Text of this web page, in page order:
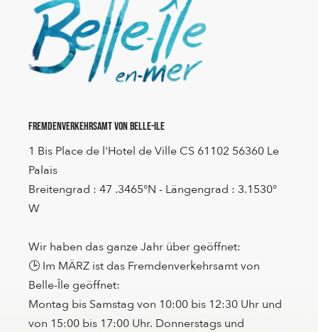
Fremdenverkehrsamt von Belle-Ile
1 Bis Place de l'Hotel de Ville CS 61102 56360 Le
Palais
Breitengrad : 47 .3465°N - Längengrad : 3.1530°
W
Wir haben das ganze Jahr über geöffnet:
🕒 Im MÄRZ ist das Fremdenverkehrsamt von
Belle-Île geöffnet:
Montag bis Samstag von 10:00 bis 12:30 Uhr und
von 15:00 bis 17:00 Uhr. Donnerstags und